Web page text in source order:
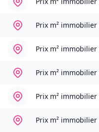
Prix m² immobilier
Prix m² immobilier
Prix m² immobilier
Prix m² immobilier
Prix m² immobilier